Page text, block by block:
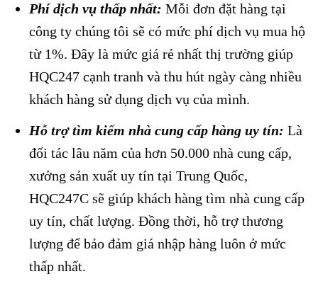
Phí dịch vụ thấp nhất: Mỗi đơn đặt hàng tại
công ty chúng tôi sẽ có mức phí dịch vụ mua hộ
từ 1%. Đây là mức giá rẻ nhất thị trường giúp
HQC247 cạnh tranh và thu hút ngày càng nhiều
khách hàng sử dụng dịch vụ của mình.
Hỗ trợ tìm kiếm nhà cung cấp hàng uy tín: Là
đối tác lâu năm của hơn 50.000 nhà cung cấp,
xưởng sản xuất uy tín tại Trung Quốc,
HQC247C sẽ giúp khách hàng tìm nhà cung cấp
uy tín, chất lượng. Đồng thời, hỗ trợ thương
lượng để bảo đảm giá nhập hàng luôn ở mức
thấp nhất.